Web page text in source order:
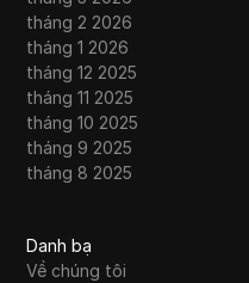
tháng 2 2026
tháng 1 2026
tháng 12 2025
tháng 11 2025
tháng 10 2025
tháng 9 2025
tháng 8 2025
Danh bạ
Về chúng tôi